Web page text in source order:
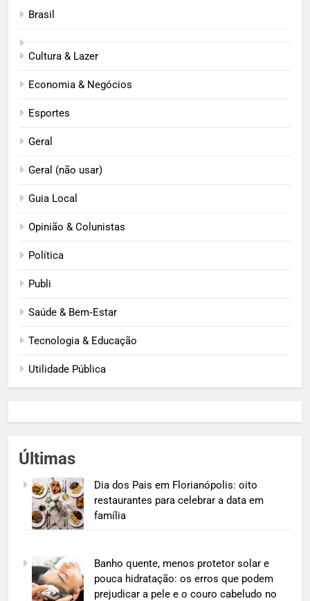
Brasil
Cultura & Lazer
Economia & Negócios
Esportes
Geral
Geral (não usar)
Guia Local
Opinião & Colunistas
Política
Publi
Saúde & Bem‑Estar
Tecnologia & Educação
Utilidade Pública
Últimas
Dia dos Pais em Florianópolis: oito
restaurantes para celebrar a data em
família
Banho quente, menos protetor solar e
pouca hidratação: os erros que podem
prejudicar a pele e o couro cabeludo no